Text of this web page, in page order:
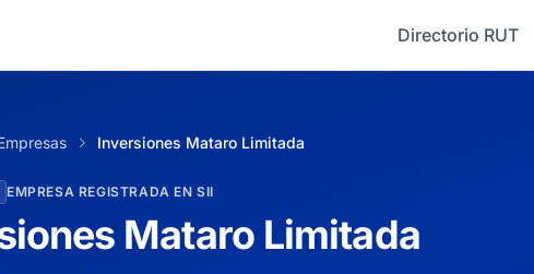
Directorio RUT
Inversiones Mataro Limitada
EMPRESA REGISTRADA EN SII
Mataro Limitada